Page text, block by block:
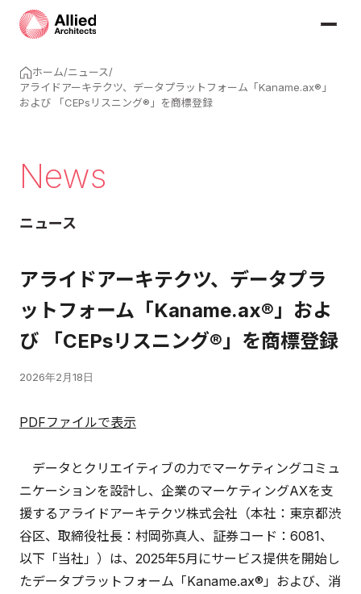
ホーム/ニュース/
アライドアーキテクツ、データプラットフォーム「Kaname.ax®」
および 「CEPsリスニング®」を商標登録
News
ニュース
アライドアーキテクツ、データプラ
ットフォーム「Kaname.ax®」およ
び 「CEPsリスニング®」を商標登録
2026年2月18日
PDFファイルで表示
データとクリエイティブの力でマーケティングコミュ
ニケーションを設計し、企業のマーケティングAXを支
援するアライドアーキテクツ株式会社（本社：東京都渋
谷区、取締役社長：村岡弥真人、証券コード：6081、
以下「当社」）は、2025年5月にサービス提供を開始し
たデータプラットフォーム「Kaname.ax®」および、消